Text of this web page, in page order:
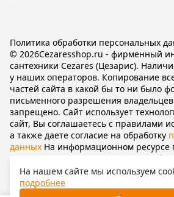
© 2026Cezaresshop.ru - фирменный
сантехники Cezares (Цезарис).
у наших операторов. Копирование
частей сайта в какой бы то ни было
письменного разрешения
запрещено. Сайт использует
сайт, Вы соглашаетесь с правилами
а также даете согласие на обработку
данных На информационном ресурсе
технологии предоставления
систематизации и анализа сведений,
предпочтениям пользователей сети
Политика обработки персональных
На нашем сайте мы используем
подробнее